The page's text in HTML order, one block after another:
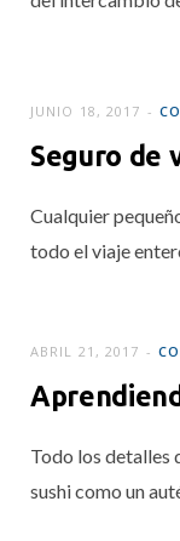
JUNIO 18, 2017
Seguro de
Cualquier
todo el viaje
ABRIL 21, 2017
Todo los detalles
sushi como un